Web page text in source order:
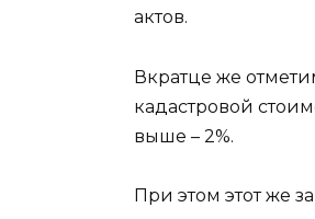
актов.
Вкратце же
кадастровой
выше – 2%.
При этом этот же